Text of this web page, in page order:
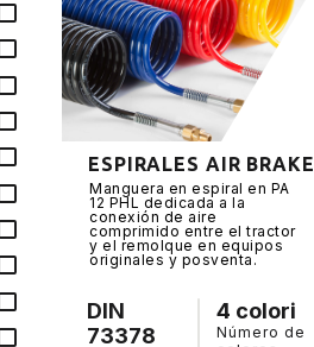
ESPIRALES AIR BRAKE
Manguera en espiral en PA
12 PHL dedicada a la
conexión de aire
comprimido entre el tractor
y el remolque en equipos
originales y posventa.
DIN
73378
4 colori
Número de